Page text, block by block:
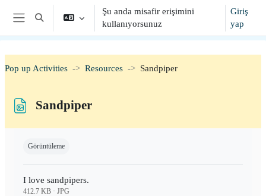
Ana içeriğe git
Yan panel
Arama girişini değiştir
Şu anda misafir erişimini
kullanıyorsunuz
Giriş
yap
Pop up Activities Resources Sandpiper
Sandpiper
Görüntüleme
I love sandpipers.
412.7 KB · JPG